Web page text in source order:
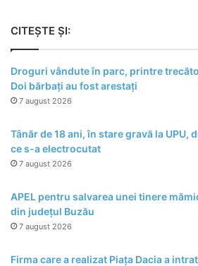
CITEȘTE ȘI:
Droguri vândute în parc, printre
Doi bărbați au fost arestați
7 august 2026
Tânăr de 18 ani, în stare gravă la UPU,
ce s-a electrocutat
7 august 2026
APEL pentru salvarea unei tinere
din județul Buzău
7 august 2026
Firma care a realizat Piața Dacia a